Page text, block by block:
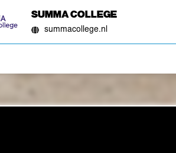
SUMMA COLLEGE
summacollege.nl